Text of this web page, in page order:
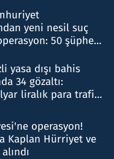
yeni nesil suç
50 şüpheli
yasa dışı bahis
34 gözaltı:
liralık para trafiği
operasyon!
Kaplan Hürriyet ve